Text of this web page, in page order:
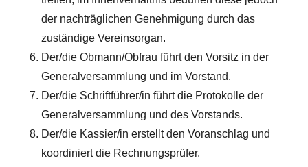
der nachträglichen Genehmigung durch das
zuständige Vereinsorgan.
Der/die Obmann/Obfrau führt den Vorsitz in der
Generalversammlung und im Vorstand.
Der/die Schriftführer/in führt die Protokolle der
Generalversammlung und des Vorstands.
Der/die Kassier/in erstellt den Voranschlag und
koordiniert die Rechnungsprüfer.